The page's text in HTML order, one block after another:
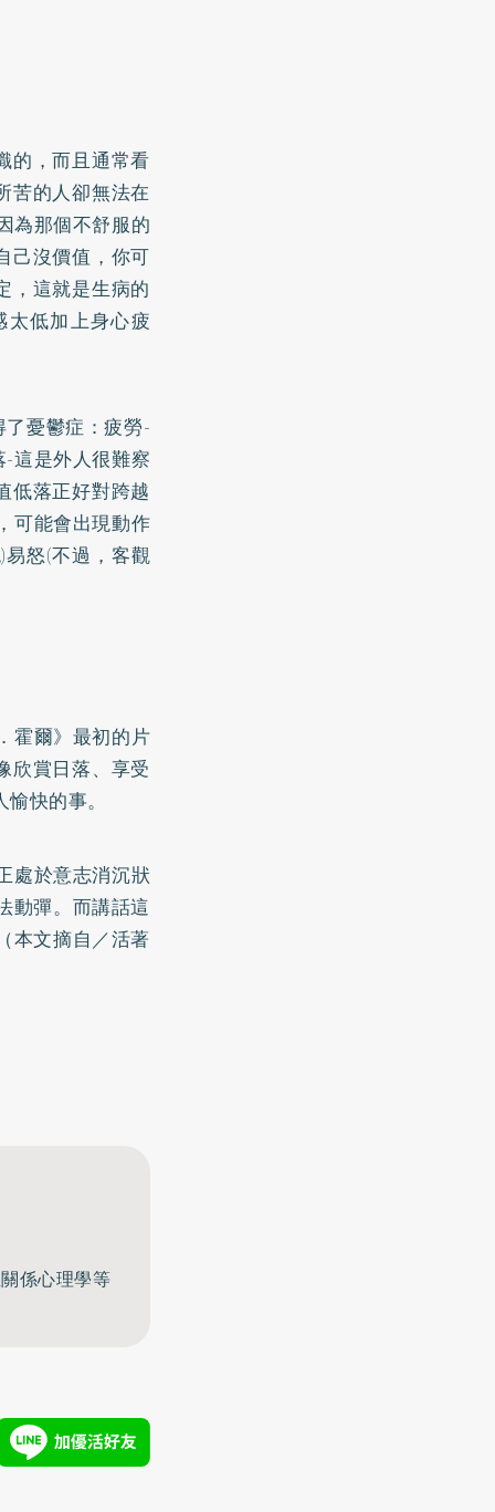
的，而且通常看
苦的人卻無法在
為那個不舒服的
己沒價值，你可
，這就是生病的
低加上身心疲
憂鬱症：疲勞-
這是外人很難察
低落正好對跨越
可能會出現動作
怒(不過，客觀
霍爾》最初的片
欣賞日落、享受
快的事。
處於意志消沉狀
動彈。而講話這
本文摘自／活著
係心理學等